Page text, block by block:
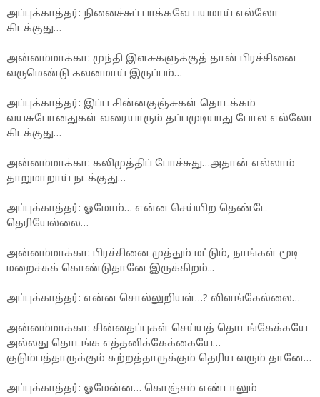
அப்புக்காத்தர்: நினைச்சுப் பாக்கவே பயமாய் எல்லோ
கிடக்குது…
அன்னம்மாக்கா: முந்தி இளசுகளுக்குத் தான் பிரச்சினை
வருமெண்டு கவனமாய் இருப்பம்…
அப்புக்காத்தர்: இப்ப சின்னகுஞ்சுகள் தொடக்கம்
வயசுபோனதுகள் வரையாரும் தப்பமுடியாது போல எல்லோ
கிடக்குது…
அன்னம்மாக்கா: கலிமுத்திப் போச்சுது…அதான் எல்லாம்
தாறுமாறாய் நடக்குது…
அப்புக்காத்தர்: ஓமோம்… என்ன செய்யிற தெண்டே
தெரியேல்லை…
அன்னம்மாக்கா: பிரச்சினை முத்தும் மட்டும், நாங்கள் மூடி
மறைச்சுக் கொண்டுதானே இருக்கிறம்...
அப்புக்காத்தர்: என்ன சொல்லுறியள்…? விளங்கேல்லை…
அன்னம்மாக்கா: சின்னதப்புகள் செய்யத் தொடங்கேக்கயே
அல்லது தொடங்க எத்தனிக்கேக்கையே…
குடும்பத்தாருக்கும் சுற்றத்தாருக்கும் தெரிய வரும் தானே…
அப்புக்காத்தர்: ஓமேன்ன… கொஞ்சம் எண்டாலும்